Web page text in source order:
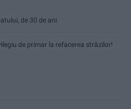
de 30 de ani
de primar la refacerea străzilor!